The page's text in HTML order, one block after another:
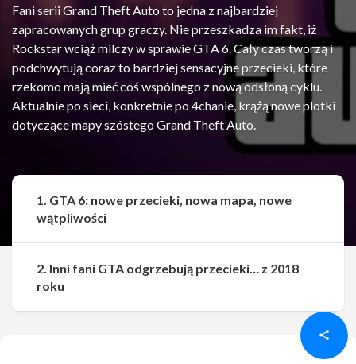
Fani serii Grand Theft Auto to jedna z najbardziej
zapracowanych grup graczy. Nie przeszkadza im fakt, iż
Rockstar wciąż milczy w sprawie GTA 6. Cały czas tworzą i
podchwytują coraz to bardziej sensacyjne przecieki, które
rzekomo mają mieć coś wspólnego z nową odsłoną cyklu.
Aktualnie po sieci, konkretnie po 4chanie, krążą nowe plotki
dotyczące mapy szóstego Grand Theft Auto.
1. GTA 6: nowe przecieki, nowa mapa, nowe
wątpliwości
2. Inni fani GTA odgrzebują przecieki… z 2018
roku